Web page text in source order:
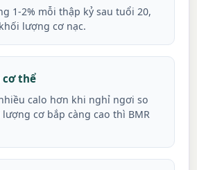
1-2% mỗi thập kỷ sau tuổi 20,
lượng cơ nạc.
cơ thể
calo hơn khi nghỉ ngơi so
cơ bắp càng cao thì BMR